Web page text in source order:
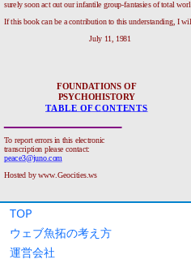
TOP
ウェブ魚拓の考え方
運営会社